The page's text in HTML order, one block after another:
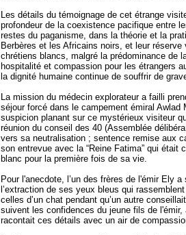
Les détails du témoignage de cet étrange
profondeur de la coexistence pacifique entre
restes du paganisme, dans la théorie et la
Berbères et les Africains noirs, et leur
chrétiens blancs, malgré la prédominance de
hospitalité et compassion pour les étrangers
la dignité humaine continue de souffrir de
La mission du médecin explorateur a failli
séjour forcé dans le campement émiral Awlad
suspicion planant sur ce mystérieux visiteur
réunion du conseil des 40 (Assemblée
vers sa neutralisation ; sentence remise aux
son entrevue avec la “Reine Fatima” qui était
blanc pour la première fois de sa vie.
Pour l'anecdote, l’un des frères de l'émir Ely
l’extraction de ses yeux bleus qui
celles d’un chat pendant qu’un autre
suivent les confidences du jeune fils de
racontait ces détails avec un air de